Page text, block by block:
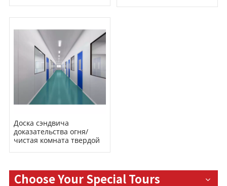
Доска сэндвича
доказательства огня/
чистая комната твердой
Choose Your Special Tours